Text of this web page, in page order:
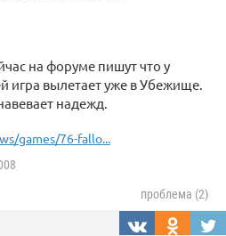
на форуме пишут что у
игра вылетает уже в Убежище.
надежд.
games/76-fallo...
проблема (2)